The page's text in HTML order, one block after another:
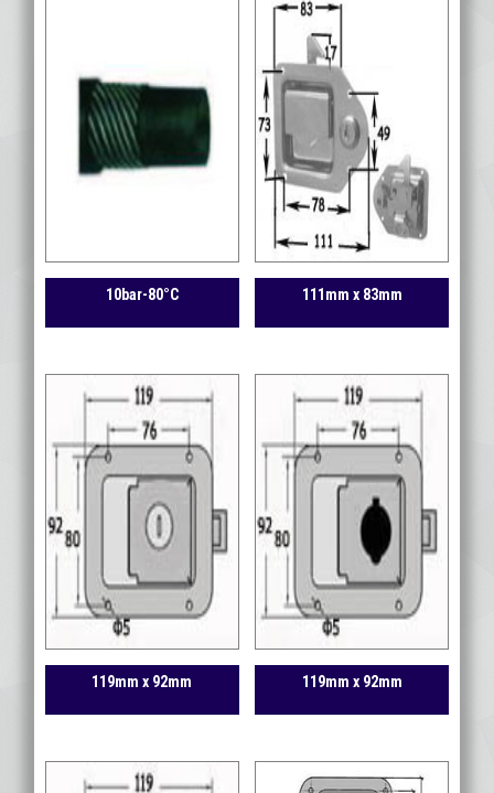
10bar-80°C 111mm x 83mm
119mm x 92mm 119mm x 92mm